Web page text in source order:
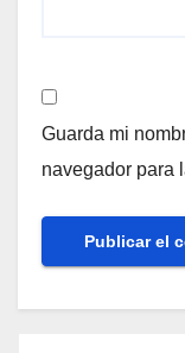
Guarda mi
navegador para